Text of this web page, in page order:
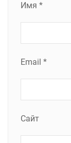
Имя *
Email *
Сайт